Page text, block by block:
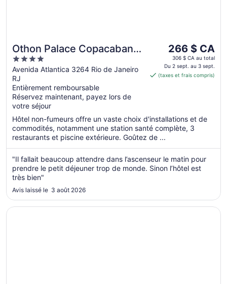
Othon Palace Copacabana
Rio
4
out
of
5
Avenida Atlantica 3264 Rio de Janeiro
RJ
Entièrement remboursable
Réservez maintenant, payez lors de
votre séjour
Le
prix
est
de 266 $ CA
sept.
au 3
266 $ CA
306 $ CA au total
Du 2 sept. au 3 sept.
(taxes et frais compris)
Hôtel non-fumeurs offre un vaste choix d'installations et de
commodités, notamment une station santé complète, 3
restaurants et piscine extérieure. Goûtez de ...
"Il fallait beaucoup attendre dans l’ascenseur le matin pour
prendre le petit déjeuner trop de monde. Sinon l’hôtel est
très bien"
Avis laissé le 3 août 2026
S’ouvre dans une nouvelle fenêtre
Royal Rio Palace Hotel